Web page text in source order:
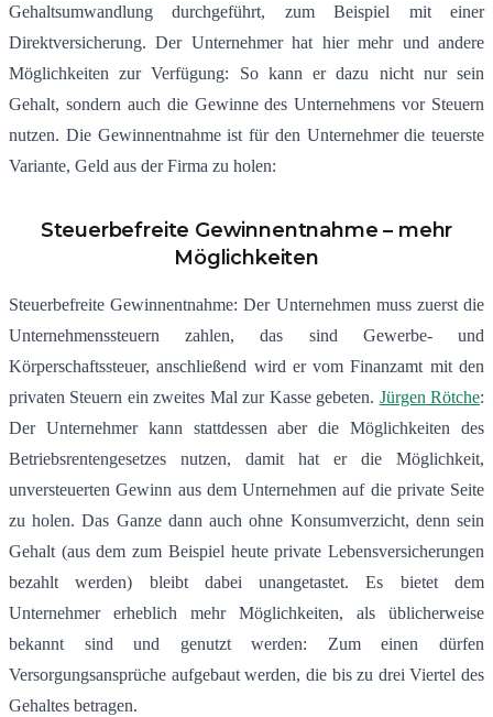
Gehaltsumwandlung durchgeführt, zum Beispiel mit einer
Direktversicherung. Der Unternehmer hat hier mehr und andere
Möglichkeiten zur Verfügung: So kann er dazu nicht nur sein
Gehalt, sondern auch die Gewinne des Unternehmens vor Steuern
nutzen. Die Gewinnentnahme ist für den Unternehmer die teuerste
Variante, Geld aus der Firma zu holen:
Steuerbefreite Gewinnentnahme – mehr
Möglichkeiten
Steuerbefreite Gewinnentnahme: Der Unternehmen muss zuerst die
Unternehmenssteuern zahlen, das sind Gewerbe- und
Körperschaftssteuer, anschließend wird er vom Finanzamt mit den
privaten Steuern ein zweites Mal zur Kasse gebeten. Jürgen Rötche:
Der Unternehmer kann stattdessen aber die Möglichkeiten des
Betriebsrentengesetzes nutzen, damit hat er die Möglichkeit,
unversteuerten Gewinn aus dem Unternehmen auf die private Seite
zu holen. Das Ganze dann auch ohne Konsumverzicht, denn sein
Gehalt (aus dem zum Beispiel heute private Lebensversicherungen
bezahlt werden) bleibt dabei unangetastet. Es bietet dem
Unternehmer erheblich mehr Möglichkeiten, als üblicherweise
bekannt sind und genutzt werden: Zum einen dürfen
Versorgungsansprüche aufgebaut werden, die bis zu drei Viertel des
Gehaltes betragen.